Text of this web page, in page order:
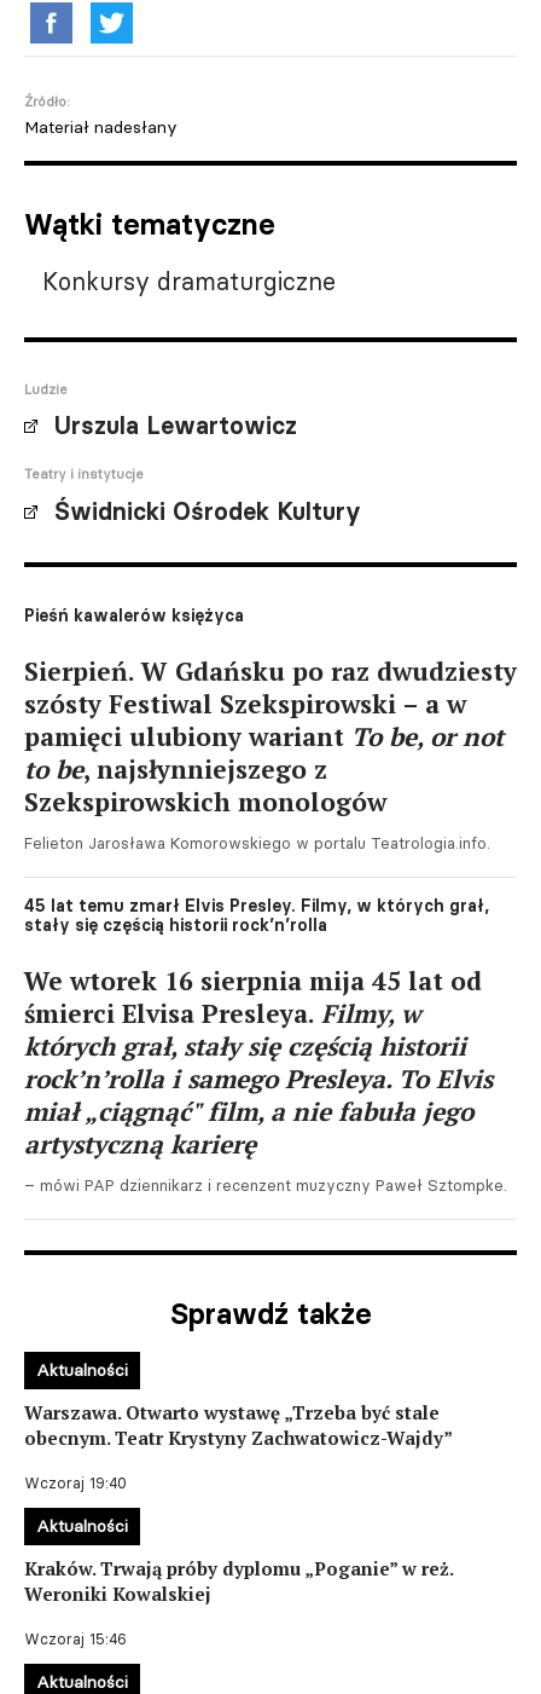
Źródło:
Materiał nadesłany
Wątki tematyczne
Konkursy dramaturgiczne
Ludzie
Urszula Lewartowicz
Teatry i instytucje
Świdnicki Ośrodek Kultury
Pieśń kawalerów księżyca
Sierpień. W Gdańsku po raz dwudziesty
szósty Festiwal Szekspirowski – a w
pamięci ulubiony wariant To be, or not
to be, najsłynniejszego z
Szekspirowskich monologów
Felieton Jarosława Komorowskiego w portalu Teatrologia.info.
45 lat temu zmarł Elvis Presley. Filmy, w których grał,
stały się częścią historii rock’n’rolla
We wtorek 16 sierpnia mija 45 lat od
śmierci Elvisa Presleya. Filmy, w
których grał, stały się częścią historii
rock’n’rolla i samego Presleya. To Elvis
miał „ciągnąć" film, a nie fabuła jego
artystyczną karierę
– mówi PAP dziennikarz i recenzent muzyczny Paweł Sztompke.
Sprawdź także
Warszawa. Otwarto wystawę „Trzeba być stale
obecnym. Teatr Krystyny Zachwatowicz-Wajdy”
Wczoraj 19:40
Aktualności
Kraków. Trwają próby dyplomu „Poganie” w reż.
Weroniki Kowalskiej
Wczoraj 15:46
Aktualności
Aktualności